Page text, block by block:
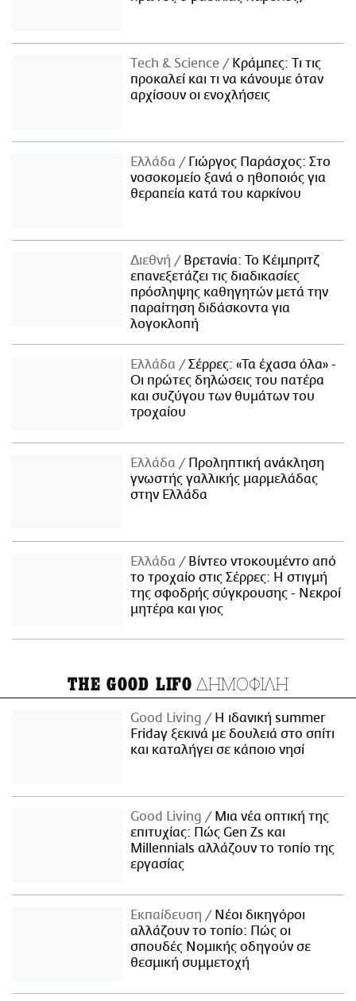
Τech & Science
Κράμπες: Τι τις
προκαλεί και τι να κάνουμε όταν
αρχίσουν οι ενοχλήσεις
Ελλάδα
Γιώργος Παράσχος: Στο
νοσοκομείο ξανά ο ηθοποιός για
θεραπεία κατά του καρκίνου
Διεθνή
Βρετανία: Το Κέιμπριτζ
επανεξετάζει τις διαδικασίες
πρόσληψης καθηγητών μετά την
παραίτηση διδάσκοντα για
λογοκλοπή
Ελλάδα
Σέρρες: «Τα έχασα όλα» -
Οι πρώτες δηλώσεις του πατέρα
και συζύγου των θυμάτων του
τροχαίου
Ελλάδα
Προληπτική ανάκληση
γνωστής γαλλικής μαρμελάδας
στην Ελλάδα
Ελλάδα
Βίντεο ντοκουμέντο από
το τροχαίο στις Σέρρες: Η στιγμή
της σφοδρής σύγκρουσης - Νεκροί
μητέρα και γιος
THE GOOD LIFO ΔΗΜΟΦΙΛΗ
Good Living
Η ιδανική summer
Friday ξεκινά με δουλειά στο σπίτι
και καταλήγει σε κάποιο νησί
Good Living
Μια νέα οπτική της
επιτυχίας: Πώς Gen Zs και
Millennials αλλάζουν το τοπίο της
εργασίας
Εκπαίδευση
Νέοι δικηγόροι
αλλάζουν το τοπίο: Πώς οι
σπουδές Νομικής οδηγούν σε
θεσμική συμμετοχή